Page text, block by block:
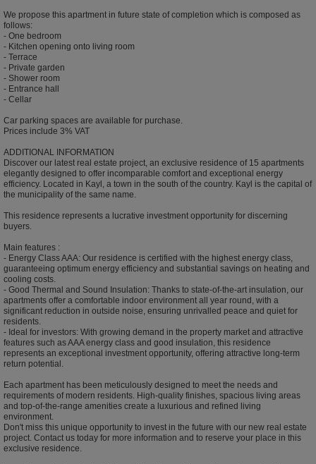
We propose this apartment in future state of completion which is composed as
follows:
- One bedroom
- Kitchen opening onto living room
- Terrace
- Private garden
- Shower room
- Entrance hall
- Cellar
Car parking spaces are available for purchase.
Prices include 3% VAT
ADDITIONAL INFORMATION
Discover our latest real estate project, an exclusive residence of 15 apartments
elegantly designed to offer incomparable comfort and exceptional energy
efficiency. Located in Kayl, a town in the south of the country. Kayl is the capital of
the municipality of the same name.
This residence represents a lucrative investment opportunity for discerning
buyers.
Main features :
- Energy Class AAA: Our residence is certified with the highest energy class,
guaranteeing optimum energy efficiency and substantial savings on heating and
cooling costs.
- Good Thermal and Sound Insulation: Thanks to state-of-the-art insulation, our
apartments offer a comfortable indoor environment all year round, with a
significant reduction in outside noise, ensuring unrivalled peace and quiet for
residents.
- Ideal for investors: With growing demand in the property market and attractive
features such as AAA energy class and good insulation, this residence
represents an exceptional investment opportunity, offering attractive long-term
return potential.
Each apartment has been meticulously designed to meet the needs and
requirements of modern residents. High-quality finishes, spacious living areas
and top-of-the-range amenities create a luxurious and refined living
environment.
Don't miss this unique opportunity to invest in the future with our new real estate
project. Contact us today for more information and to reserve your place in this
exclusive residence.